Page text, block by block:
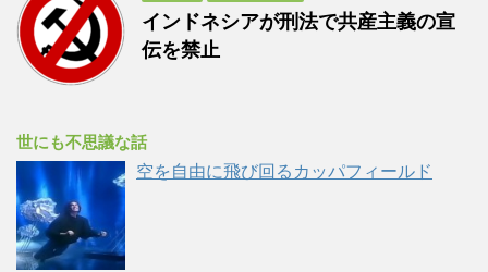
インドネシアが刑法で共産主義の宣
伝を禁止
世にも不思議な話
空を自由に飛び回るカッパフィールド